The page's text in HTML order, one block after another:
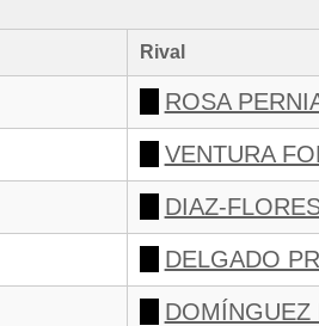
Rival
ROSA
VENTURA
DIAZ-
DELGADO
DOMÍNGUEZ